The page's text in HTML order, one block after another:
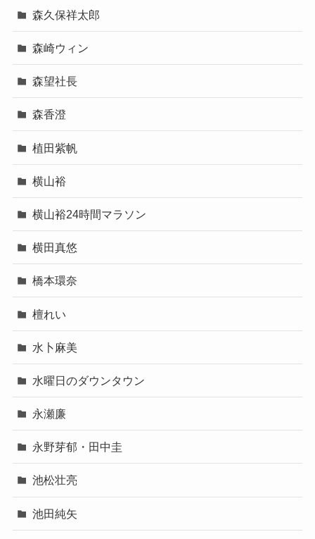
森久保祥太郎
森崎ウィン
森望社長
森香澄
植田紫帆
横山裕
横山裕24時間マラソン
横田真悠
橋本環奈
檀れい
水卜麻美
水曜日のダウンタウン
永瀬廉
永野芽郁・田中圭
池松壮亮
池田純矢